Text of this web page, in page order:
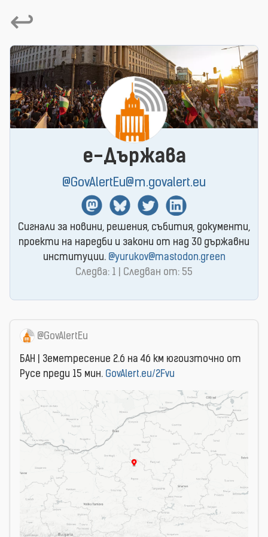
↩
e-Държава
@GovAlertEu@m.govalert.eu
MastodonBlueSkyTwitterLinkedin
Сигнали за новини, решения, събития, документи,
проекти на наредби и закони от над 30 държавни
институции. @yurukov@mastodon.green
Следва: 1 | Следван от: 55
@GovAlertEu
БАН | Земетресение 2.6 на 46 км югоизточно от
Русе преди 15 мин. GovAlert.eu/2Fvu